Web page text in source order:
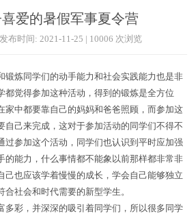
爱的暑假军事夏令营
布时间: 2021-11-25 | 10006 次浏览
炼同学们的动手能力和社会实践能力也是非
都觉得参加这种活动，得到的锻炼是全方位
家中都要靠自己的妈妈和爸爸照顾，而参加这
自己来完成，这对于参加活动的同学们不得不
过参加这个活动，同学们也认识到平时应加强
的能力，什么事情都不能象以前那样都非常非
己也应该学着慢慢的成长，学会自己能够独立
社会和时代需要的新型学生。
彩，并深深的吸引着同学们，所以很多同学